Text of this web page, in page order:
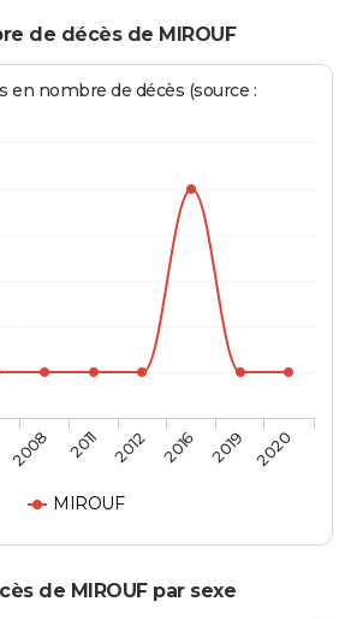
de décès de MIROUF
en nombre de décès (source :
MIROUF
2008 2011 2012 2016 2019 2020
de MIROUF par sexe